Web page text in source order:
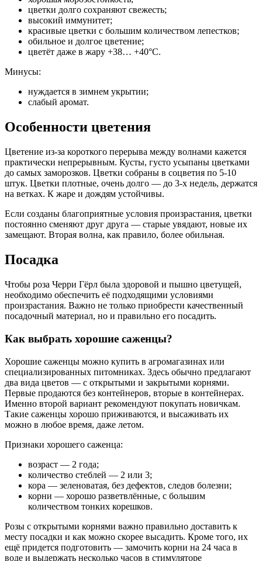
цветки долго сохраняют свежесть;
высокий иммунитет;
красивые цветки с большим количеством лепестков;
обильное и долгое цветение;
цветёт даже в жару +38… +40°С.
Минусы:
нуждается в зимнем укрытии;
слабый аромат.
Особенности цветения
Цветение из-за короткого перерыва между волнами кажется
практически непрерывным. Кусты, густо усыпаны цветками
до самых заморозков. Цветки собраны в соцветия по 5-10
штук. Цветки плотные, очень долго — до 3-х недель, держатся
на ветках. К жаре и дождям устойчивы.
Если созданы благоприятные условия произрастания, цветки
постоянно сменяют друг друга — старые увядают, новые их
замещают. Вторая волна, как правило, более обильная.
Посадка
Чтобы роза Черри Гёрл была здоровой и пышно цветущей,
необходимо обеспечить её подходящими условиями
произрастания. Важно не только приобрести качественный
посадочный материал, но и правильно его посадить.
Как выбрать хорошие саженцы?
Хорошие саженцы можно купить в агромагазинах или
специализированных питомниках. Здесь обычно предлагают
два вида цветов — с открытыми и закрытыми корнями.
Первые продаются без контейнеров, вторые в контейнерах.
Именно второй вариант рекомендуют покупать новичкам.
Такие саженцы хорошо приживаются, и высаживать их
можно в любое время, даже летом.
Признаки хорошего саженца:
возраст — 2 года;
количество стеблей — 2 или 3;
кора — зеленоватая, без дефектов, следов болезни;
корни — хорошо разветвлённые, с большим
количеством тонких корешков.
Розы с открытыми корнями важно правильно доставить к
месту посадки и как можно скорее высадить. Кроме того, их
ещё придется подготовить — замочить корни на 24 часа в
воде и выдержать несколько часов в стимуляторе